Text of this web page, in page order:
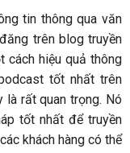
tin thông qua văn
trên blog truyền
cách hiệu quả thông
tốt nhất trên
rất quan trọng. Nó
tốt nhất để truyền
khách hàng có thể